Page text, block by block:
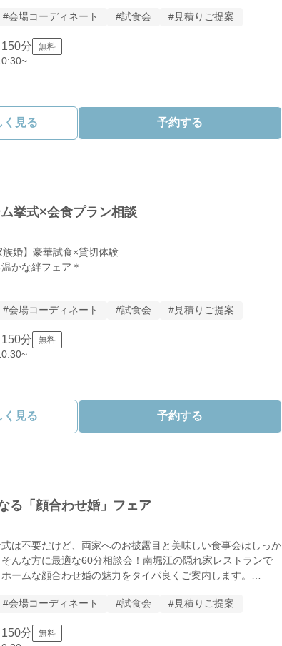
のための特別なフェアを開催します＊
イント
消！
が主役
要。アットホームな会場だからこそできる、
りのコツを伝授！
におすすめ
が近い、温かな式にしたい
しっかりおもてなししたい
身の濃い結婚式を挙げたい
スして、会場の雰囲気を体感しにいらしてください。
#会場コーディネート #試食会 #見積りご提案
分 無料
く見る 予約する
挙式×会食プラン相談
族婚】豪華試食×貸切体験
かな絆フェア＊
無料で堪能
ルで見学
まる感動の挙式
ら？」という方も大歓迎。
をチェック！
#会場コーディネート #試食会 #見積りご提案
分 無料
く見る 予約する
る「顔合わせ婚」フェア
式は不要だけど、両家へのお披露目と美味しい食事会はしっか
そんな方に最適な60分相談会！南堀江の隠れ家レストランで
ームな顔合わせ婚の魅力をタイパ良くご案内します。
オのこだわり】
に残すことには興味がある、という方へご紹介も。
#会場コーディネート #試食会 #見積りご提案
分 無料